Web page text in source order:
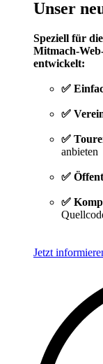
Unser
Speziell für
Mitmach-
entwickelt:
✅
✅
✅
anbieten
✅
✅
Jetzt